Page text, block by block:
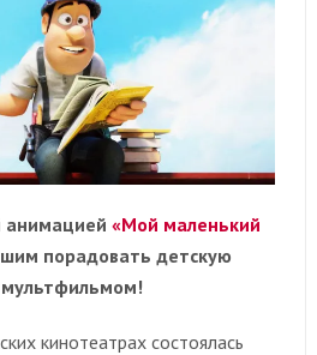
анимацией «Мой маленький
порадовать детскую
кинотеатрах состоялась